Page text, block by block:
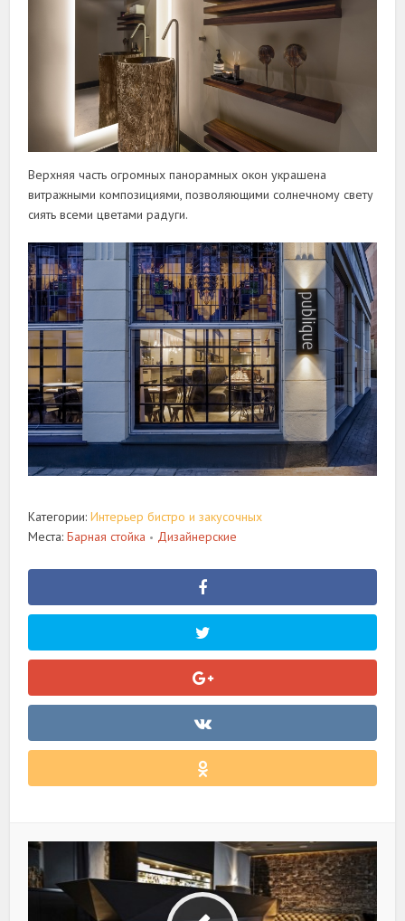
Верхняя часть огромных панорамных окон украшена
витражными композициями, позволяющими солнечному свету
сиять всеми цветами радуги.
Категории:Интерьер бистро и закусочных
Места:Барная стойка • Дизайнерские